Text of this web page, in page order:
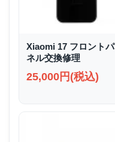
Xiaomi 17 フロントパ
ネル交換修理
25,000円(税込)